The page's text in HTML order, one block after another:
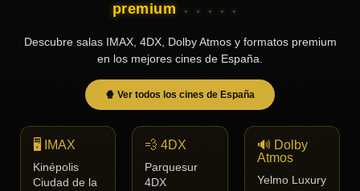
premium
Descubre salas IMAX, 4DX, Dolby Atmos y formatos premium
en los mejores cines de España.
🍿 Ver todos los cines de España
🖥️ IMAX
Kinépolis
Ciudad de la
💨 4DX
Parquesur
4DX
🔊 Dolby
Atmos
Yelmo Luxury